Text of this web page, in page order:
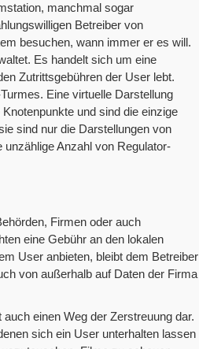
manchmal sogar
Betreiber von
besuchen, wann immer er es will.
Es handelt sich um eine
Zutrittsgebühren der User lebt.
Eine virtuelle Darstellung
und sind die einzige
sind nur die Darstellungen von
Anzahl von Regulator-
Firmen oder auch
eine Gebühr an den lokalen
User anbieten, bleibt dem Betreiber
von außerhalb auf Daten der Firma
einen Weg der Zerstreuung dar.
sich ein User unterhalten lassen